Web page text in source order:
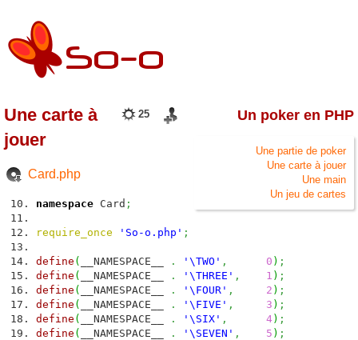
Un poker en PHP
Une partie de poker
Une carte à jouer
Une main
Un jeu de cartes
25
Une carte à
jouer
Card.php
namespace Card ;
require_once 'So-o.php' ;
define ( __NAMESPACE__ . '\TWO' , 0 ) ;
define ( __NAMESPACE__ . '\THREE' , 1 ) ;
define ( __NAMESPACE__ . '\FOUR' , 2 ) ;
define ( __NAMESPACE__ . '\FIVE' , 3 ) ;
define ( __NAMESPACE__ . '\SIX' , 4) ;
define ( __NAMESPACE__ . '\SEVEN' , 5 ) ;